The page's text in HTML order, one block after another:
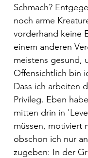
Schmach?
noch arme
vorderhand keine
einem anderen
meistens gesund,
Offensichtlich bin
Dass ich arbeiten
Privileg. Eben
mitten drin in
müssen, motiviert
obschon ich nur
zugeben: In der